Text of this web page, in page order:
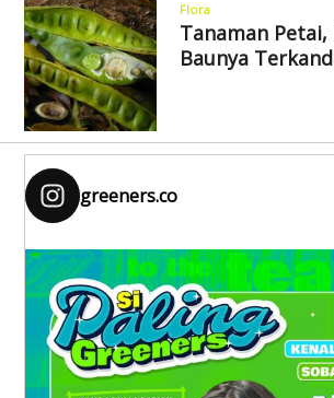
Flora
Tanaman
Baunya
greeners.co